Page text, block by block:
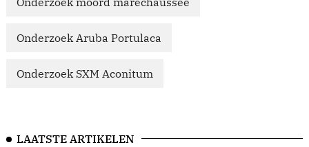
Onderzoek Aruba Portulaca
Onderzoek SXM Aconitum
LAATSTE ARTIKELEN